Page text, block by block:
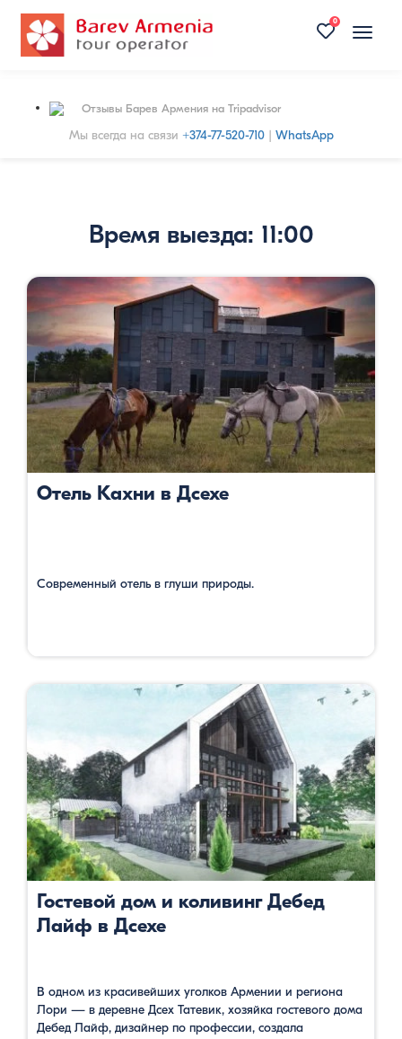
Toggle
0
Отзывы Барев Армения на Tripadvisor
Мы всегда на связи +374-77-520-710| WhatsApp
Время выезда: 11:00
Отель Кахни в Дсехе
Современный отель в глуши природы.
Гостевой дом и коливинг Дебед
Лайф в Дсехе
В одном из красивейших уголков Армении и региона
Лори — в деревне Дсех Татевик, хозяйка гостевого дома
Дебед Лайф, дизайнер по профессии, создала